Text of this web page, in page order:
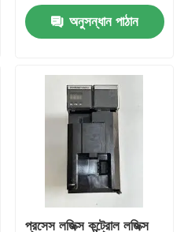
অনুসন্ধান পাঠান
প্রসেস লজিক্স কন্ট্রোল লজিক্স